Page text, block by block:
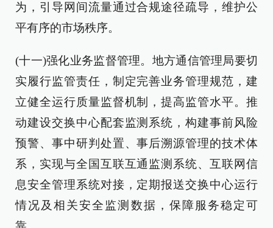
为，引导网间流量通过合规途径疏导，维护公
平有序的市场秩序。
(十一)强化业务监督管理。地方通信管理局要切
实履行监管责任，制定完善业务管理规范，建
立健全运行质量监督机制，提高监管水平。推
动建设交换中心配套监测系统，构建事前风险
预警、事中研判处置、事后溯源管理的技术体
系，实现与全国互联互通监测系统、互联网信
息安全管理系统对接，定期报送交换中心运行
情况及相关安全监测数据，保障服务稳定可